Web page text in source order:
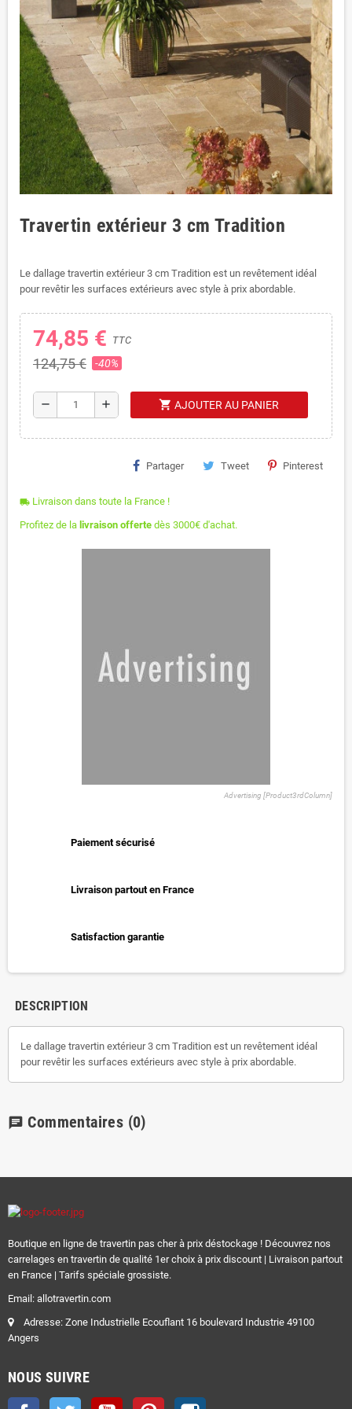
Travertin extérieur 3 cm Tradition
Le dallage travertin extérieur 3 cm Tradition est un revêtement idéal
pour revêtir les surfaces extérieurs avec style à prix abordable.
74,85 € TTC
124,75 € -40%
remove add shopping_cart AJOUTER AU PANIER
Partager Tweet Pinterest
local_shipping Livraison dans toute la France !
Profitez de la livraison offerte dès 3000€ d'achat.
Advertising [Product3rdColumn]
Paiement sécurisé
Livraison partout en France
Satisfaction garantie
DESCRIPTION
Le dallage travertin extérieur 3 cm Tradition est un revêtement idéal
pour revêtir les surfaces extérieurs avec style à prix abordable.
chat Commentaires (0)
Boutique en ligne de travertin pas cher à prix déstockage ! Découvrez nos
carrelages en travertin de qualité 1er choix à prix discount | Livraison partout
en France | Tarifs spéciale grossiste.
Email: allotravertin.com
Adresse: Zone Industrielle Ecouflant 16 boulevard Industrie 49100
Angers
NOUS SUIVRE
Facebook Twitter YouTube Pinterest